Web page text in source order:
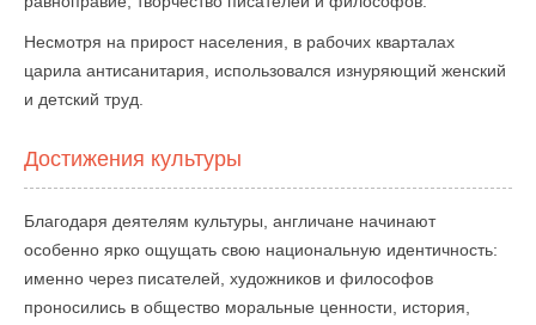
Несмотря на прирост населения, в рабочих кварталах
царила антисанитария, использовался изнуряющий женский
и детский труд.
Достижения культуры
Благодаря деятелям культуры, англичане начинают
особенно ярко ощущать свою национальную идентичность:
именно через писателей, художников и философов
проносились в общество моральные ценности, история,